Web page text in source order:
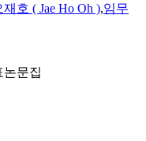
재호 ( Jae Ho Oh ),임무
논문집